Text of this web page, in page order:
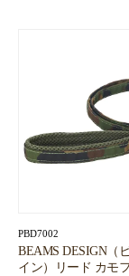
PBD7002
BEAMS DESIGN（
イン）リード カモ